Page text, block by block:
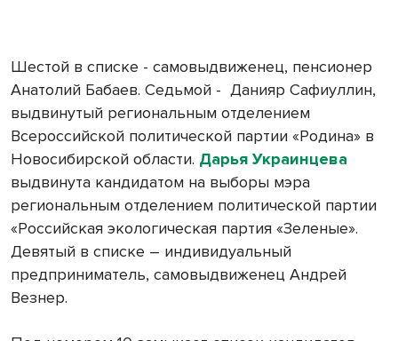
Шестой в списке - самовыдвиженец, пенсионер
Анатолий Бабаев. Седьмой - Данияр Сафиуллин,
выдвинутый региональным отделением
Всероссийской политической партии «Родина» в
Новосибирской области. Дарья Украинцева
выдвинута кандидатом на выборы мэра
региональным отделением политической партии
«Российская экологическая партия «Зеленые».
Девятый в списке – индивидуальный
предприниматель, самовыдвиженец Андрей
Везнер.